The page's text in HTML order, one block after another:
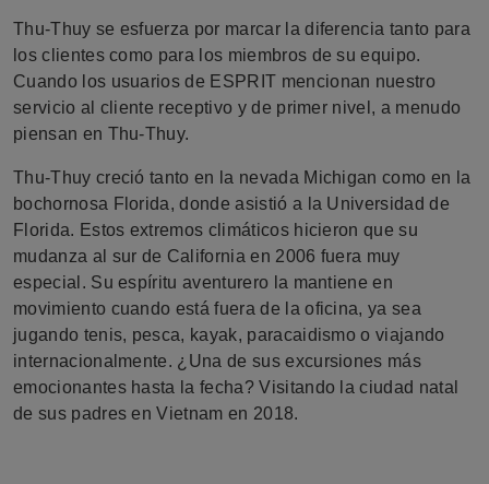
Thu-Thuy se esfuerza por marcar la diferencia tanto para
los clientes como para los miembros de su equipo.
Cuando los usuarios de ESPRIT mencionan nuestro
servicio al cliente receptivo y de primer nivel, a menudo
piensan en Thu-Thuy.
Thu-Thuy creció tanto en la nevada Michigan como en la
bochornosa Florida, donde asistió a la Universidad de
Florida. Estos extremos climáticos hicieron que su
mudanza al sur de California en 2006 fuera muy
especial. Su espíritu aventurero la mantiene en
movimiento cuando está fuera de la oficina, ya sea
jugando tenis, pesca, kayak, paracaidismo o viajando
internacionalmente. ¿Una de sus excursiones más
emocionantes hasta la fecha? Visitando la ciudad natal
de sus padres en Vietnam en 2018.